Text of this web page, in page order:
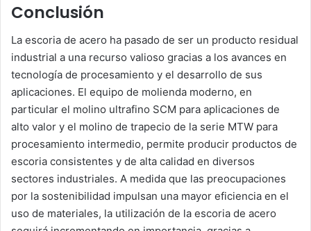
Conclusión
La escoria de acero ha pasado de ser un producto residual
industrial a una recurso valioso gracias a los avances en
tecnología de procesamiento y el desarrollo de sus
aplicaciones. El equipo de molienda moderno, en
particular el molino ultrafino SCM para aplicaciones de
alto valor y el molino de trapecio de la serie MTW para
procesamiento intermedio, permite producir productos de
escoria consistentes y de alta calidad en diversos
sectores industriales. A medida que las preocupaciones
por la sostenibilidad impulsan una mayor eficiencia en el
uso de materiales, la utilización de la escoria de acero